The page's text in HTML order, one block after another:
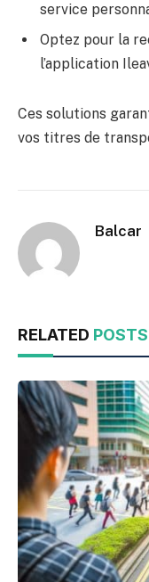
service
Optez pour la
l’application
Ces solutions
vos titres de
Balcar
RELATED POSTS